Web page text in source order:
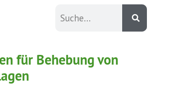
für Behebung von